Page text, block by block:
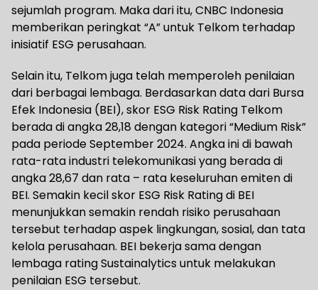
sejumlah program. Maka dari itu, CNBC Indonesia
memberikan peringkat “A” untuk Telkom terhadap
inisiatif ESG perusahaan.
Selain itu, Telkom juga telah memperoleh penilaian
dari berbagai lembaga. Berdasarkan data dari Bursa
Efek Indonesia (BEI), skor ESG Risk Rating Telkom
berada di angka 28,18 dengan kategori “Medium Risk”
pada periode September 2024. Angka ini di bawah
rata-rata industri telekomunikasi yang berada di
angka 28,67 dan rata – rata keseluruhan emiten di
BEI. Semakin kecil skor ESG Risk Rating di BEI
menunjukkan semakin rendah risiko perusahaan
tersebut terhadap aspek lingkungan, sosial, dan tata
kelola perusahaan. BEI bekerja sama dengan
lembaga rating Sustainalytics untuk melakukan
penilaian ESG tersebut.